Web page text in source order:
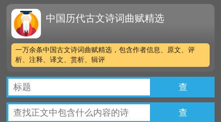
中国历代古文诗词曲赋精选
一万余条中国古文诗词曲赋精选，包含作者信息、原文、评
析、注释、译文、赏析、辑评
查
查